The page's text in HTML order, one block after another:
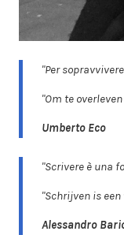
"Per
"Om te
Umberto Eco
"Scrivere è una
"Schrijven is
Alessandro